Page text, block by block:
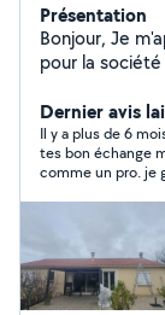
Présentation
Bonjour, Je m'appelle Alexandre et je suis commercial
pour la
démoussage
placoplâtre.
type de projet.
meilleurs
maîtriserions
Dernier avis
Il y a plus de 6
tes bon échange mes fait les travaux de mes propre main
comme un pro. je